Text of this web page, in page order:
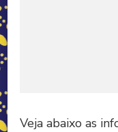
Veja abaixo as